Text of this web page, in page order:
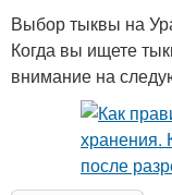
Выбор тыквы на
Когда вы ищете
внимание на